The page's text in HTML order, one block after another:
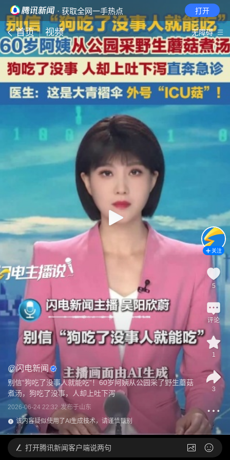
· 获取全网一手热点 打开
首页 视频 无障碍
@闪电新闻
别信“狗吃了没事人就能吃”！60岁阿姨从公园采了野生蘑菇
煮汤，狗吃了没事，人却上吐下泻
2026-06-24 22:32 发布于山东
该内容疑似使用了AI生成技术，请谨慎甄别
关注
5
评论
1
3
打开腾讯新闻客户端说两句